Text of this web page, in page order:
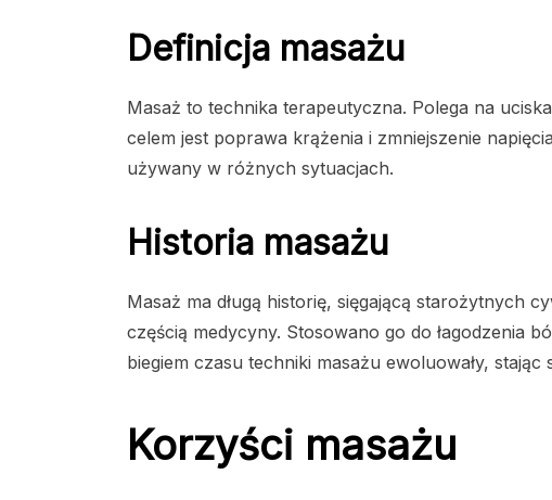
Definicja masażu
Masaż to technika terapeutyczna. Polega na
celem jest poprawa krążenia i zmniejszenie
używany w różnych sytuacjach.
Historia masażu
Masaż ma długą historię, sięgającą starożytnych
częścią medycyny. Stosowano go do łagodzenia
biegiem czasu techniki masażu ewoluowały,
Korzyści masażu